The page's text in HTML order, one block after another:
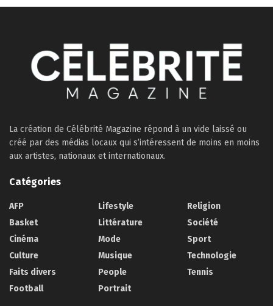
La création de Célébrité Magazine répond à un vide laissé ou
créé par des médias locaux qui s’intéressent de moins en moins
aux artistes, nationaux et internationaux.
Catégories
AFP
Basket
Cinéma
Culture
Faits divers
Football
Lifestyle
Littérature
Mode
Musique
People
Portrait
Religion
Société
Sport
Technologie
Tennis